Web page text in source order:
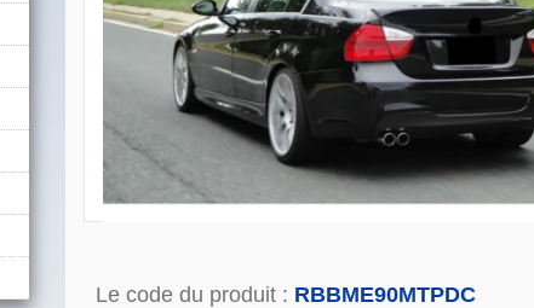
Le code du produit : RBBME90MTPDC